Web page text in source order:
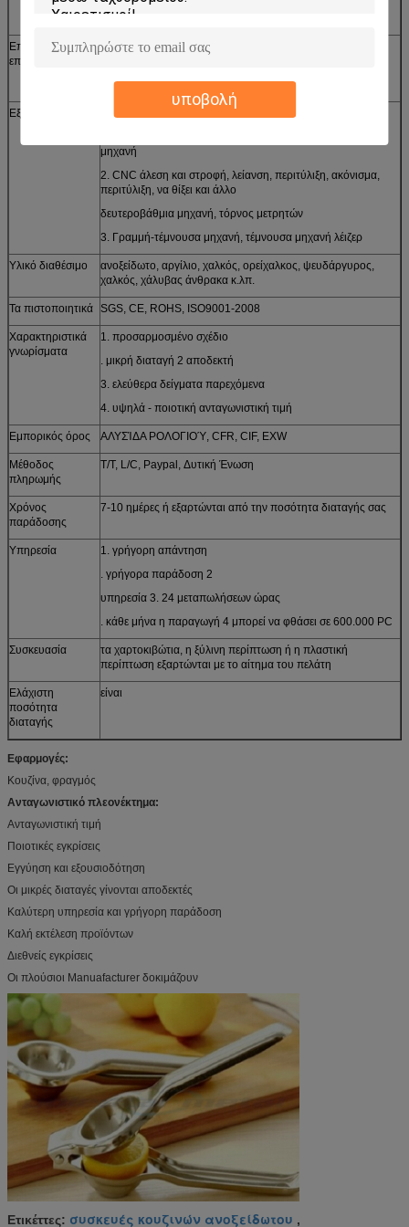
υποβολή
ρίψη, σφυρηλάτηση, κ.λπ.
Επεξεργασία
επιφάνειας
Ασήμι, ψευδάργυρος, νικέλιο, κασσίτερος, επιχρωμίωση,
βουρτσίζοντας κ.λπ.
Εξοπλισμοί
1. μηχανή σφράγισης, υδραυλική πιέζοντας μηχανή
μηχανή
2. CNC άλεση και στροφή, λείανση, περιτύλιξη, ακόνισμα,
περιτύλιξη, να θίξει και άλλο
δευτεροβάθμια μηχανή, τόρνος μετρητών
3. Γραμμή-τέμνουσα μηχανή, τέμνουσα μηχανή λέιζερ
Υλικό διαθέσιμο
ανοξείδωτο, αργίλιο, χαλκός, ορείχαλκος, ψευδάργυρος,
χαλκός, χάλυβας άνθρακα κ.λπ.
Τα πιστοποιητικά SGS, CE, ROHS, ISO9001-2008
Χαρακτηριστικά
γνωρίσματα
1. προσαρμοσμένο σχέδιο
. μικρή διαταγή 2 αποδεκτή
3. ελεύθερα δείγματα παρεχόμενα
4. υψηλά - ποιοτική ανταγωνιστική τιμή
Εμπορικός όρος ΑΛΥΣΊΔΑ ΡΟΛΟΓΙΟΎ, CFR, CIF, EXW
Μέθοδος
πληρωμής
T/T, L/C, Paypal, Δυτική Ένωση
Χρόνος
παράδοσης
7-10 ημέρες ή εξαρτώνται από την ποσότητα διαταγής σας
Υπηρεσία
1. γρήγορη απάντηση
. γρήγορα παράδοση 2
υπηρεσία 3. 24 μεταπωλήσεων ώρας
. κάθε μήνα η παραγωγή 4 μπορεί να φθάσει σε 600.000 PC
Συσκευασία
τα χαρτοκιβώτια, η ξύλινη περίπτωση ή η πλαστική
περίπτωση εξαρτώνται με το αίτημα του πελάτη
Ελάχιστη
ποσότητα
διαταγής
είναι
Εφαρμογές:
Κουζίνα, φραγμός
Ανταγωνιστικό πλεονέκτημα:
Ανταγωνιστική τιμή
Ποιοτικές εγκρίσεις
Εγγύηση και εξουσιοδότηση
Οι μικρές διαταγές γίνονται αποδεκτές
Καλύτερη υπηρεσία και γρήγορη παράδοση
Καλή εκτέλεση προϊόντων
Διεθνείς εγκρίσεις
Οι πλούσιοι Manuafacturer δοκιμάζουν
Ετικέττες: συσκευές κουζινών ανοξείδωτου ,